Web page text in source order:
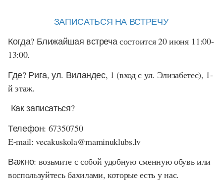
ЗАПИСАТЬСЯ НА ВСТРЕЧУ
Когда? Ближайшая встречасостоится 20 июня 11:00-
13:00.
Где? Рига, ул. Виландес, 1 (вход с ул. Элизабетес), 1-
й этаж.
Как записаться?
Телефон: 67350750
E-mail: vecakuskola@maminuklubs.lv
Важно: возьмите с собой удобную сменную обувь или
воспользуйтесь бахилами, которые есть у нас.